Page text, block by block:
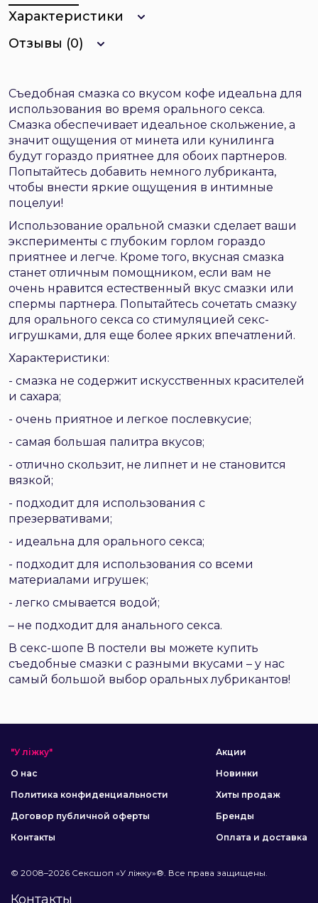
Характеристики
Отзывы (0)
Съедобная смазка со вкусом кофе идеальна для
использования во время орального секса.
Смазка обеспечивает идеальное скольжение, а
значит ощущения от минета или кунилинга
будут гораздо приятнее для обоих партнеров.
Попытайтесь добавить немного лубриканта,
чтобы внести яркие ощущения в интимные
поцелуи!
Использование оральной смазки сделает ваши
эксперименты с глубоким горлом гораздо
приятнее и легче. Кроме того, вкусная смазка
станет отличным помощником, если вам не
очень нравится естественный вкус смазки или
спермы партнера. Попытайтесь сочетать смазку
для орального секса со стимуляцией секс-
игрушками, для еще более ярких впечатлений.
Характеристики:
- смазка не содержит искусственных красителей
и сахара;
- очень приятное и легкое послевкусие;
- самая большая палитра вкусов;
- отлично скользит, не липнет и не становится
вязкой;
- подходит для использования с
презервативами;
- идеальна для орального секса;
- подходит для использования со всеми
материалами игрушек;
- легко смывается водой;
– не подходит для анального секса.
В секс-шопе В постели вы можете купить
съедобные смазки с разными вкусами – у нас
самый большой выбор оральных лубрикантов!
"У ліжку"
О нас
Политика конфиденциальности
Договор публичной оферты
Контакты
Акции
Новинки
Хиты продаж
Бренды
Оплата и доставка
© 2008–2026 Сексшоп «У ліжку»®. Все права защищены.
Контакты